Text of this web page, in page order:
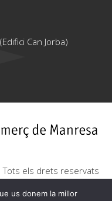
Can Jorba)
els drets reservats
Política de cookies
us donem la millor